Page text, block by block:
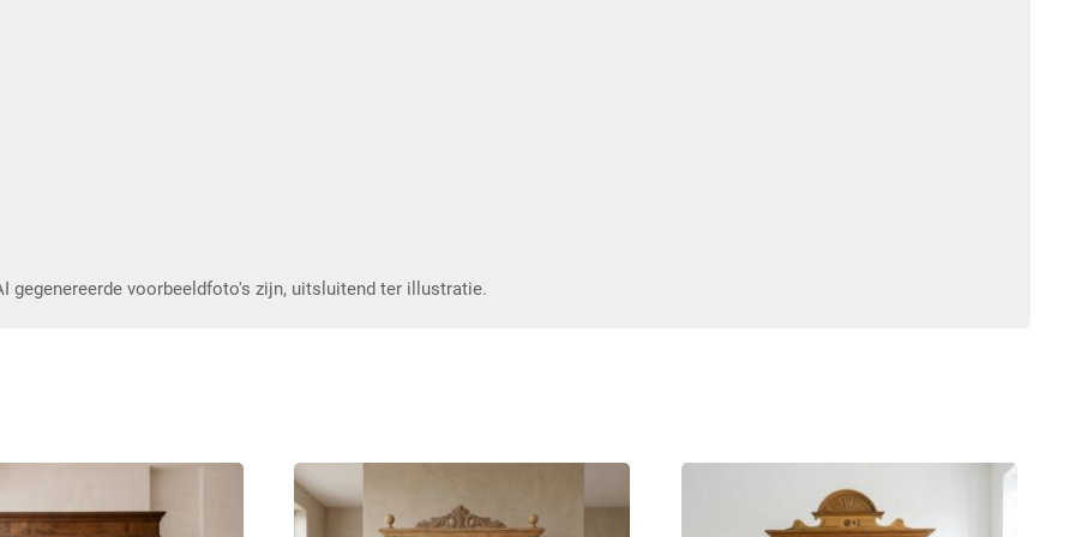
gegenereerde voorbeeldfoto's zijn, uitsluitend ter illustratie.